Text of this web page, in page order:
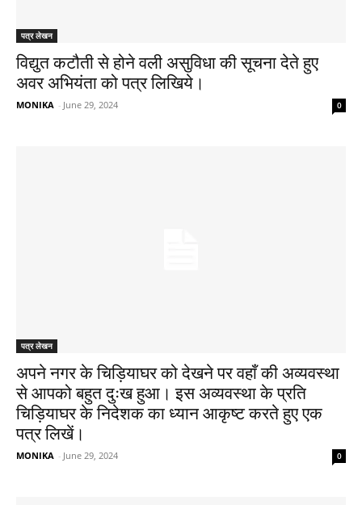
पत्र लेखन
विद्युत कटौती से होने वली असुविधा की सूचना देते हुए
अवर अभियंता को पत्र लिखिये।
MONIKA - June 29, 2024 0
पत्र लेखन
अपने नगर के चिड़ियाघर को देखने पर वहाँ की अव्यवस्था
से आपको बहुत दुःख हुआ। इस अव्यवस्था के प्रति
चिड़ियाघर के निदेशक का ध्यान आकृष्ट करते हुए एक
पत्र लिखें।
MONIKA - June 29, 2024 0